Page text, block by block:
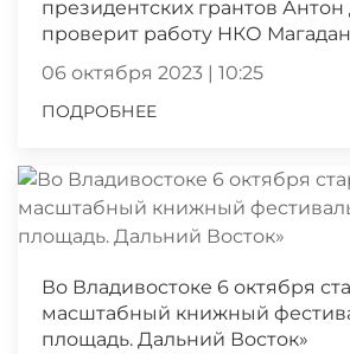
президентских грантов Антон
проверит работу НКО
06 октября 2023 | 10:25
ПОДРОБНЕЕ
Во Владивостоке 6 октября
масштабный книжный
площадь. Дальний Восток»